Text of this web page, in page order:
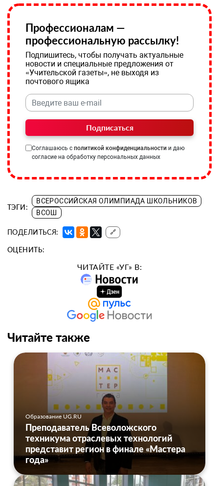
Профессионалам —
профессиональную рассылку!
Подпишитесь, чтобы получать актуальные
новости и специальные предложения от
«Учительской газеты», не выходя из
почтового ящика
Подписаться
Соглашаюсь с политикой конфиденциальности и даю
согласие на обработку персональных данных
ТЭГИ:
ВСЕРОССИЙСКАЯ ОЛИМПИАДА ШКОЛЬНИКОВ
ВСОШ
ПОДЕЛИТЬСЯ: 🔗
ОЦЕНИТЬ:
ЧИТАЙТЕ «УГ» В:
Читайте также
Образование UG.RU
Преподаватель Всеволожского
техникума отраслевых технологий
представит регион в финале «Мастера
года»